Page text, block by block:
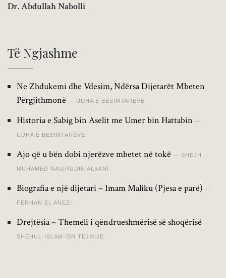
Dr. Abdullah Nabolli
Të Ngjashme
Ne Zhdukemi dhe Vdesim, Ndërsa Dijetarët Mbeten
Përgjithmonë
UDHA E BESIMTARËVE
Historia e Sabig bin Aselit me Umer bin Hattabin
UDHA E BESIMTARËVE
Ajo që u bën dobi njerëzve mbetet në tokë SHEJH
MUHAMED NASIRUDIN ALBANI
Biografia e një dijetari – Imam Maliku (Pjesa e parë)
FERHAN EL ANEZI
Drejtësia – Themeli i qëndrueshmërisë së shoqërisë
SHEHUL-ISLAM IBN TEJMIJE